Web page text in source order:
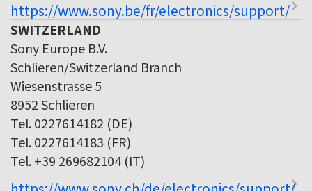
https://www.sony.be/fr/electronics/support/
SWITZERLAND
Sony Europe B.V.
Schlieren/Switzerland Branch
Wiesenstrasse 5
8952 Schlieren
Tel. 0227614182 (DE)
Tel. 0227614183 (FR)
Tel. +39 269682104 (IT)